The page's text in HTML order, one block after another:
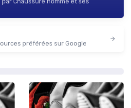
préférées sur Google